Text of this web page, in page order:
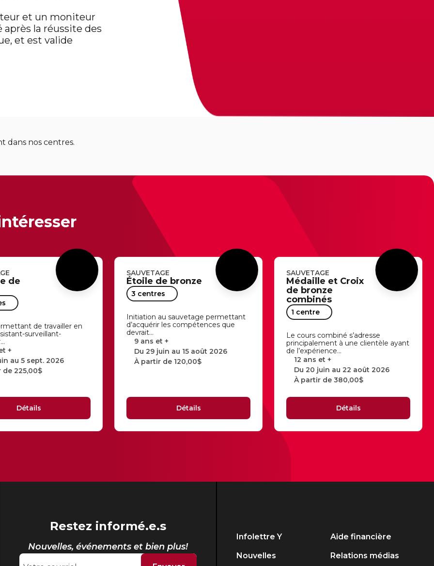
et un moniteur
la réussite des
et est valide
dans nos centres.
de
de travailler en
surveillant-
+
au 5 sept. 2026
de 225,00$
Détails
SAUVETAGE
Étoile de bronze
3 centres
Initiation au sauvetage permettant
d’acquérir les compétences que
devrait…
9 ans et +
Du 29 juin au 15 août 2026
À partir de 120,00$
Détails
SAUVETAGE
Médaille et Croix
de bronze
combinés
1 centre
Le cours combiné s’adresse
principalement à une clientèle ayant
de l’expérience…
12 ans et +
Du 20 juin au 22 août 2026
À partir de 380,00$
Détails
Restez informé.e.s
Nouvelles, événements et bien plus!
Infolettre Y
Nouvelles
Aide financière
Relations médias